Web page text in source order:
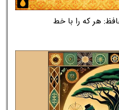
دیوان حافظ: هر که را با خط